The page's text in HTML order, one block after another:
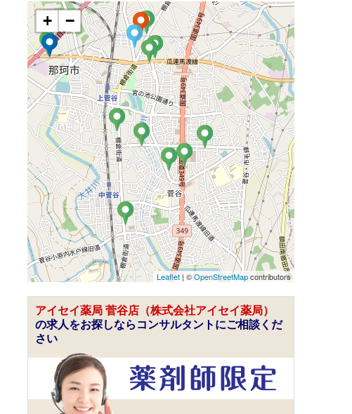
+ −
Leaflet | ©OpenStreetMapcontributors
アイセイ薬局 菅谷店（株式会社アイセイ薬局）
の求人をお探しならコンサルタントにご相談くだ
さい